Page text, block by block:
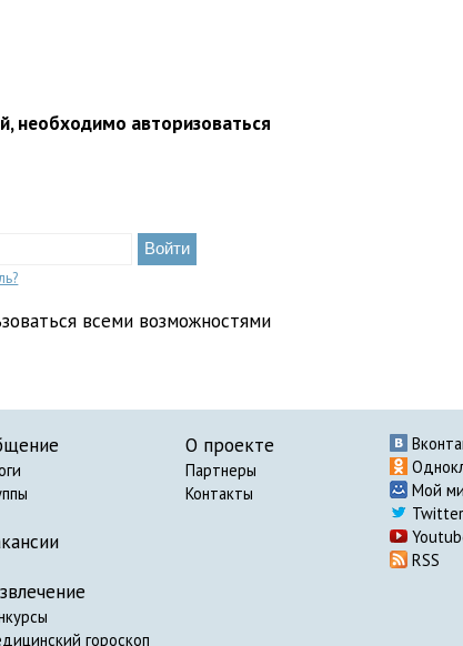
необходимо авторизоваться
всеми возможностями
гороскоп
О проекте
Партнеры
Контакты
Мой
Twitter
RSS